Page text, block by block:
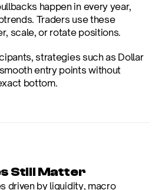
happen in every year,
Traders use these
scale, or rotate positions.
strategies such as Dollar
entry points without
bottom.
Still Matter
driven by liquidity, macro